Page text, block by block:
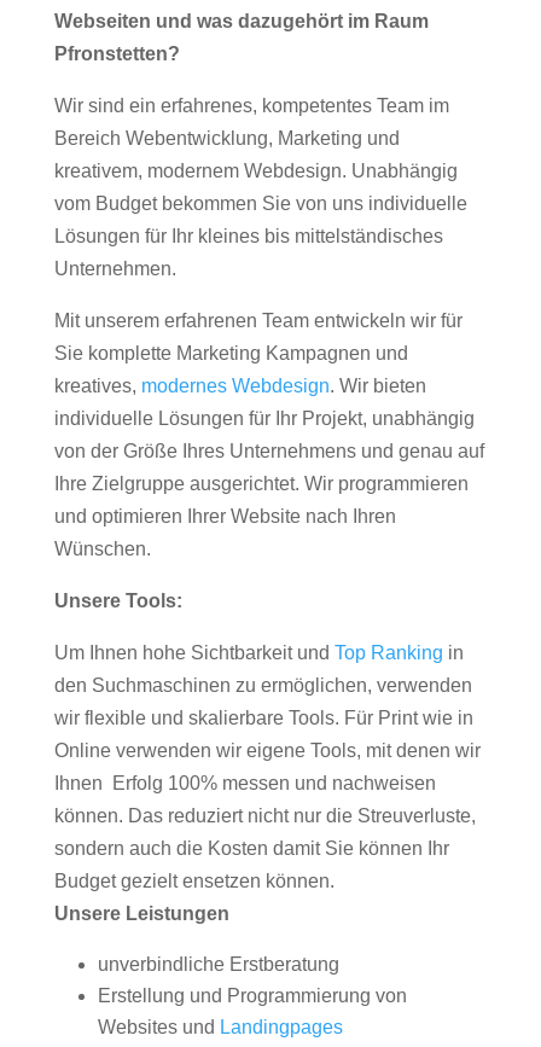
Webseiten und was dazugehört im Raum
Pfronstetten?
Wir sind ein erfahrenes, kompetentes Team im
Bereich Webentwicklung, Marketing und
kreativem, modernem Webdesign. Unabhängig
vom Budget bekommen Sie von uns individuelle
Lösungen für Ihr kleines bis mittelständisches
Unternehmen.
Mit unserem erfahrenen Team entwickeln wir für
Sie komplette Marketing Kampagnen und
kreatives, modernes Webdesign. Wir bieten
individuelle Lösungen für Ihr Projekt, unabhängig
von der Größe Ihres Unternehmens und genau auf
Ihre Zielgruppe ausgerichtet. Wir programmieren
und optimieren Ihrer Website nach Ihren
Wünschen.
Unsere Tools:
Um Ihnen hohe Sichtbarkeit und Top Ranking in
den Suchmaschinen zu ermöglichen, verwenden
wir flexible und skalierbare Tools. Für Print wie in
Online verwenden wir eigene Tools, mit denen wir
Ihnen Erfolg 100% messen und nachweisen
können. Das reduziert nicht nur die Streuverluste,
sondern auch die Kosten damit Sie können Ihr
Budget gezielt ensetzen können.
Unsere Leistungen
unverbindliche Erstberatung
Erstellung und Programmierung von
Websites und Landingpages